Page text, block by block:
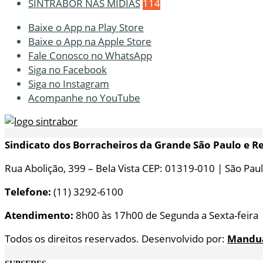
SINTRABOR NAS MÍDIAS 114
Baixe o App na Play Store
Baixe o App na Apple Store
Fale Conosco no WhatsApp
Siga no Facebook
Siga no Instagram
Acompanhe no YouTube
Sindicato dos Borracheiros da Grande São Paulo e
Rua Abolição, 399 – Bela Vista CEP: 01319-010 | São
Telefone: (11) 3292-6100
Atendimento: 8h00 às 17h00 de Segunda a Sexta-feira
Todos os direitos reservados. Desenvolvido por: